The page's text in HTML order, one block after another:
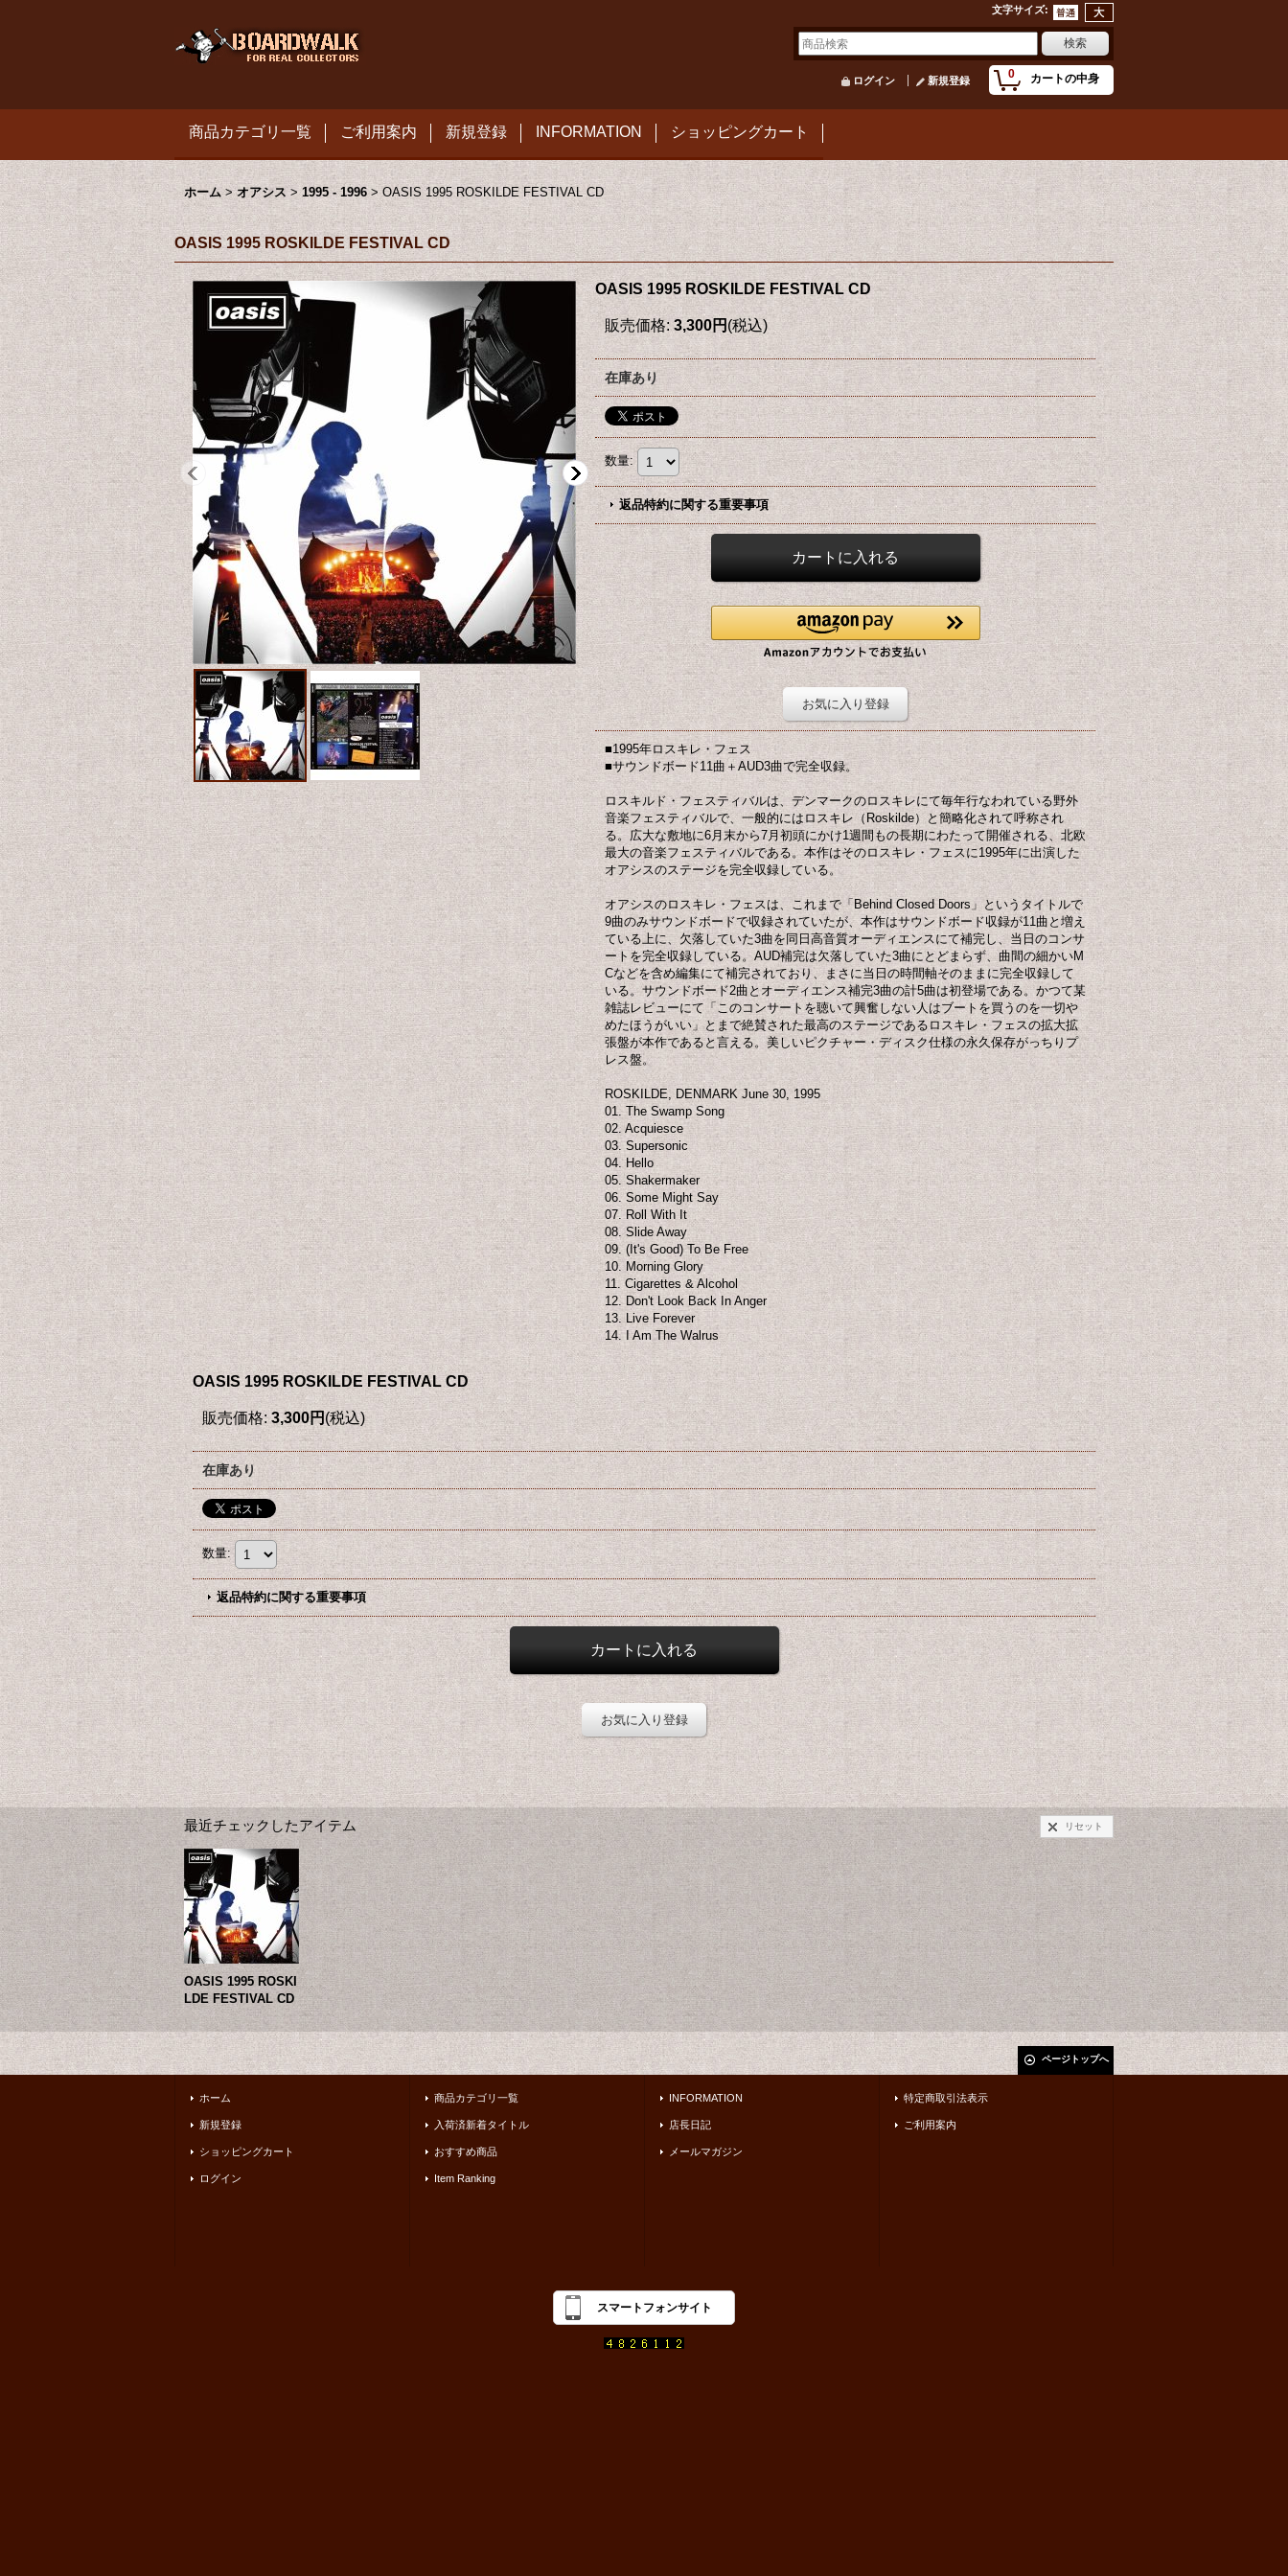
文字サイズ:
0 カートの中身
ログイン 新規登録
商品カテゴリ一覧 ご利用案内 新規登録 INFORMATION ショッピングカート
ホーム > オアシス > 1995 - 1996 > OASIS 1995 ROSKILDE FESTIVAL CD
OASIS 1995 ROSKILDE FESTIVAL CD
OASIS 1995 ROSKILDE FESTIVAL CD
販売価格: 3,300円 (税込)
在庫あり
数量:
返品特約に関する重要事項
お気に入り登録
■1995年ロスキレ・フェス
■サウンドボード11曲＋AUD3曲で完全収録。
ロスキルド・フェスティバルは、デンマークのロスキレにて毎年行なわれている野外
音楽フェスティバルで、一般的にはロスキレ（Roskilde）と簡略化されて呼称され
る。広大な敷地に6月末から7月初頭にかけ1週間もの長期にわたって開催される、北欧
最大の音楽フェスティバルである。本作はそのロスキレ・フェスに1995年に出演した
オアシスのステージを完全収録している。
オアシスのロスキレ・フェスは、これまで「Behind Closed Doors」というタイトルで
9曲のみサウンドボードで収録されていたが、本作はサウンドボード収録が11曲と増え
ている上に、欠落していた3曲を同日高音質オーディエンスにて補完し、当日のコンサ
ートを完全収録している。AUD補完は欠落していた3曲にとどまらず、曲間の細かいM
Cなどを含め編集にて補完されており、まさに当日の時間軸そのままに完全収録して
いる。サウンドボード2曲とオーディエンス補完3曲の計5曲は初登場である。かつて某
雑誌レビューにて「このコンサートを聴いて興奮しない人はブートを買うのを一切や
めたほうがいい」とまで絶賛された最高のステージであるロスキレ・フェスの拡大拡
張盤が本作であると言える。美しいピクチャー・ディスク仕様の永久保存がっちりプ
レス盤。
ROSKILDE, DENMARK June 30, 1995
01. The Swamp Song
02. Acquiesce
03. Supersonic
04. Hello
05. Shakermaker
06. Some Might Say
07. Roll With It
08. Slide Away
09. (It's Good) To Be Free
10. Morning Glory
11. Cigarettes & Alcohol
12. Don't Look Back In Anger
13. Live Forever
14. I Am The Walrus
OASIS 1995 ROSKILDE FESTIVAL CD
販売価格: 3,300円(税込)
在庫あり
数量:
返品特約に関する重要事項
お気に入り登録
最近チェックしたアイテム リセット
OASIS 1995 ROSKI
LDE FESTIVAL CD
ページトップへ
ホーム
新規登録
ショッピングカート
ログイン
商品カテゴリ一覧
入荷済新着タイトル
おすすめ商品
Item Ranking
INFORMATION
店長日記
メールマガジン
特定商取引法表示
ご利用案内
スマートフォンサイト